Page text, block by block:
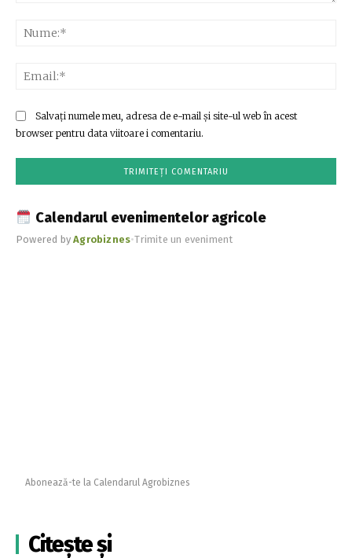
Salvați numele meu, adresa de e-mail și site-ul web în acest
browser pentru data viitoare i comentariu.
Calendarul evenimentelor agricole
Powered byAgrobiznes•Trimite un eveniment
Abonează-te la Calendarul Agrobiznes
Citește și